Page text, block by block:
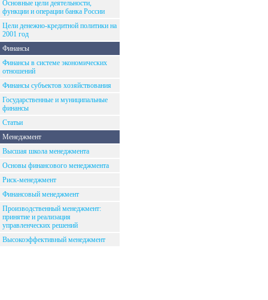
Основные цели деятельности,
функции и операции банка России
Цели денежно-кредитной политики на
2001 год
Финансы
Финансы в системе экономических
отношений
Финансы субъектов хозяйствования
Государственные и муниципальные
финансы
Статьи
Менеджмент
Высшая школа менеджмента
Основы финансового менеджмента
Риск-менеджмент
Финансовый менеджмент
Производственный менеджмент:
принятие и реализация
управленческих решений
Высокоэффективный менеджмент